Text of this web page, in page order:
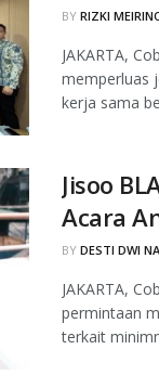
BY RIZKI
JAKARTA,
memperluas
kerja sama
Jisoo
Acara
BY DESTI DWI
JAKARTA,
permintaan
terkait